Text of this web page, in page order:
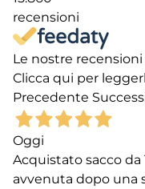
recensioni
Le nostre recensioni
Clicca qui per
Precedente
Oggi
Acquistato sacco
avvenuta dopo una